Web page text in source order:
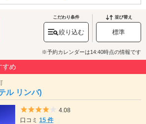
益があると言われている「稲毛浅間神社 」や、
和風建築「
千葉市ゆかりの家・いなげ
大正7年に建てた別荘洋館「旧神谷伝兵衛稲毛別
出かけスポットが点在しています。また、総武
ぐのショッピングモール「ペリエ稲毛」には、フ
店が揃っており、お買い物・お食事デートにも
ブホテルには、ルームサービスが充実している
稲毛区でラブホテルをお探しの際は、クーポ
ができる『カップルズ』におまかせください。
こだわり条件
絞り込む
並び替え
標準
※予約カレンダーは14:40時点の情報です
すめ
ル リンバ)
5つ星のうち4
4.08
口コミ15 件